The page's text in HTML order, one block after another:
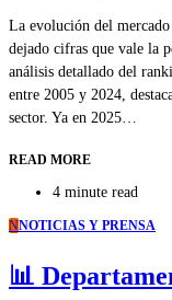
La evolución del
dejado cifras que vale la
análisis detallado del
entre 2005 y 2024,
sector. Ya en 2025…
READ MORE
4 minute read
NNOTICIAS Y PRENSA
📊